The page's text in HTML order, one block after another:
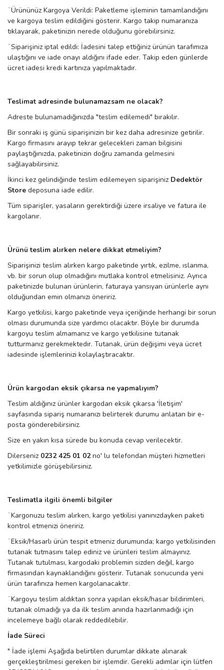
¨Ürününüz Kargoya Verildi: Paketleme işleminin tamamlandığını
ve kargoya teslim edildiğini gösterir. Kargo takip numaranıza
tıklayarak, paketinizin nerede olduğunu görebilirsiniz.
¨Siparişiniz iptal edildi: İadesini talep ettiğiniz ürünün tarafımıza
ulaştığını ve iade onayı aldığını ifade eder. Takip eden günlerde
ücret iadesi kredi kartınıza yapılmaktadır.
Teslimat adresinde bulunamazsam ne olacak?
Adreste bulunamadığınızda "teslim edilemedi" bırakılır.
Bir sonraki iş günü siparişinizin bir kez daha adresinize getirilir.
Kargo firmasını arayıp tekrar gelecekleri zaman bilgisini
paylaştığınızda, paketinizin doğru zamanda gelmesini
sağlayabilirsiniz.
İkinci kez gelindiğinde teslim edilemeyen siparişiniz Dedektör
Store deposuna iade edilir.
Tüm siparişler, yasaların gerektirdiği üzere irsaliye ve fatura ile
kargolanır.
Ürünü teslim alırken nelere dikkat etmeliyim?
Siparişinizi teslim alırken kargo paketinde yırtık, ezilme, ıslanma,
vb. bir sorun olup olmadığını mutlaka kontrol etmelisiniz. Ayrıca
paketinizde bulunan ürünlerin, faturaya yansıyan ürünlerle aynı
olduğundan emin olmanızı öneririz.
Kargo yetkilisi, kargo paketinde veya içeriğinde herhangi bir sorun
olması durumunda size yardımcı olacaktır. Böyle bir durumda
kargoyu teslim almamanız ve kargo yetkilisine tutanak
tutturmanız gerekmektedir. Tutanak, ürün değişimi veya ücret
iadesinde işlemlerinizi kolaylaştıracaktır.
Ürün kargodan eksik çıkarsa ne yapmalıyım?
Teslim aldığınız ürünler kargodan eksik çıkarsa 'İletişim'
sayfasında sipariş numaranızı belirterek durumu anlatan bir e-
posta gönderebilirsiniz.
Size en yakın kısa sürede bu konuda cevap verilecektir.
Dilerseniz 0232 425 01 02no' lu telefondan müşteri hizmetleri
yetkilimizle görüşebilirsiniz.
Teslimatla ilgili önemli bilgiler
¨Kargonuzu teslim alırken, kargo yetkilisi yanınızdayken paketi
kontrol etmenizi öneririz.
¨Eksik/Hasarlı ürün tespit etmeniz durumunda; kargo yetkilisinden
tutanak tutmasını talep ediniz ve ürünleri teslim almayınız.
Tutanak tutulması, kargodaki problemin sizden değil, kargo
firmasından kaynaklandığını gösterir. Tutanak sonucunda yeni
ürün tarafınıza hemen kargolanacaktır.
¨Kargoyu teslim aldıktan sonra yapılan eksik/hasar bildirimleri,
tutanak olmadığı ya da ilk teslim anında hazırlanmadığı için
incelemeye bağlı olarak reddedilebilir.
İade Süreci
" İade işlemi Aşağıda belirtilen durumlar dikkate alınarak
gerçekleştirilmesi gereken bir işlemdir. Gerekli adımlar için lütfen